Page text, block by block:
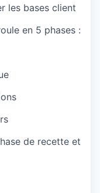
les bases client
en 5 phases :
de recette et